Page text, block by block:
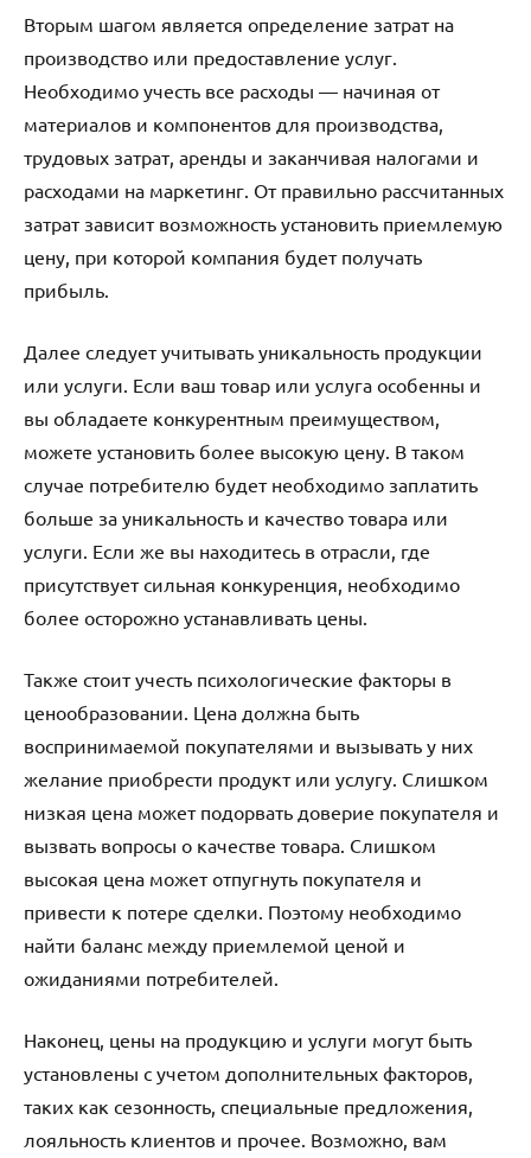
Вторым шагом является определение затрат на
производство или предоставление услуг.
Необходимо учесть все расходы — начиная от
материалов и компонентов для производства,
трудовых затрат, аренды и заканчивая налогами и
расходами на маркетинг. От правильно рассчитанных
затрат зависит возможность установить приемлемую
цену, при которой компания будет получать
прибыль.
Далее следует учитывать уникальность продукции
или услуги. Если ваш товар или услуга особенны и
вы обладаете конкурентным преимуществом,
можете установить более высокую цену. В таком
случае потребителю будет необходимо заплатить
больше за уникальность и качество товара или
услуги. Если же вы находитесь в отрасли, где
присутствует сильная конкуренция, необходимо
более осторожно устанавливать цены.
Также стоит учесть психологические факторы в
ценообразовании. Цена должна быть
воспринимаемой покупателями и вызывать у них
желание приобрести продукт или услугу. Слишком
низкая цена может подорвать доверие покупателя и
вызвать вопросы о качестве товара. Слишком
высокая цена может отпугнуть покупателя и
привести к потере сделки. Поэтому необходимо
найти баланс между приемлемой ценой и
ожиданиями потребителей.
Наконец, цены на продукцию и услуги могут быть
установлены с учетом дополнительных факторов,
таких как сезонность, специальные предложения,
лояльность клиентов и прочее. Возможно, вам